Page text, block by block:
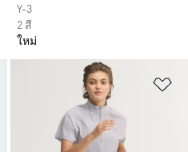
Y-3
2 สี
ใหม่
เพิ่มไปยังรายการสินค้าโปรด